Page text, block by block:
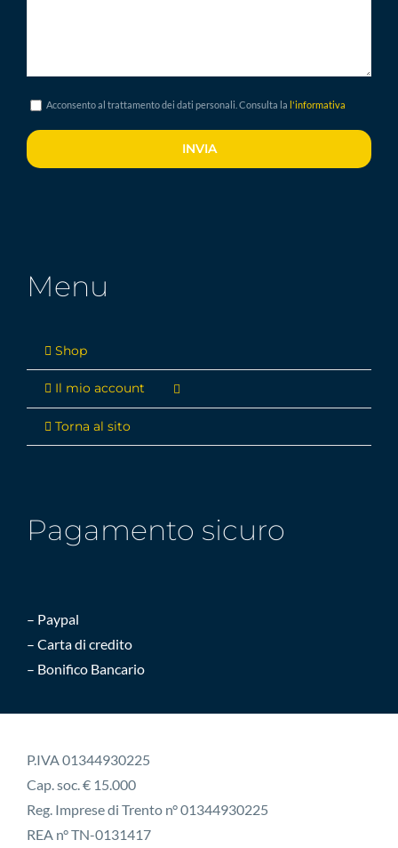
Acconsento al trattamento dei dati personali. Consulta la l'informativa
Menu
Shop
Il mio account
Torna al sito
Pagamento sicuro
– Paypal
– Carta di credito
– Bonifico Bancario
P.IVA 01344930225
Cap. soc. € 15.000
Reg. Imprese di Trento n° 01344930225
REA n° TN-0131417